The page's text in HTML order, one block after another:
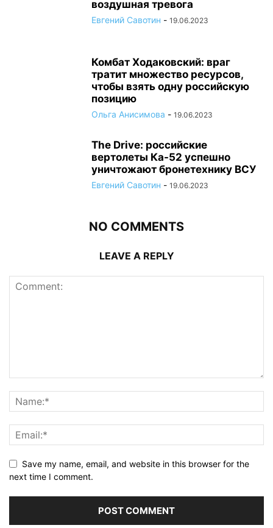
воздушная тревога
Евгений Савотин - 19.06.2023
Комбат Ходаковский: враг
тратит множество ресурсов,
чтобы взять одну российскую
позицию
Ольга Анисимова - 19.06.2023
The Drive: российские
вертолеты Ка-52 успешно
уничтожают бронетехнику ВСУ
Евгений Савотин - 19.06.2023
NO COMMENTS
LEAVE A REPLY
Save my name, email, and website in this browser for the
next time I comment.